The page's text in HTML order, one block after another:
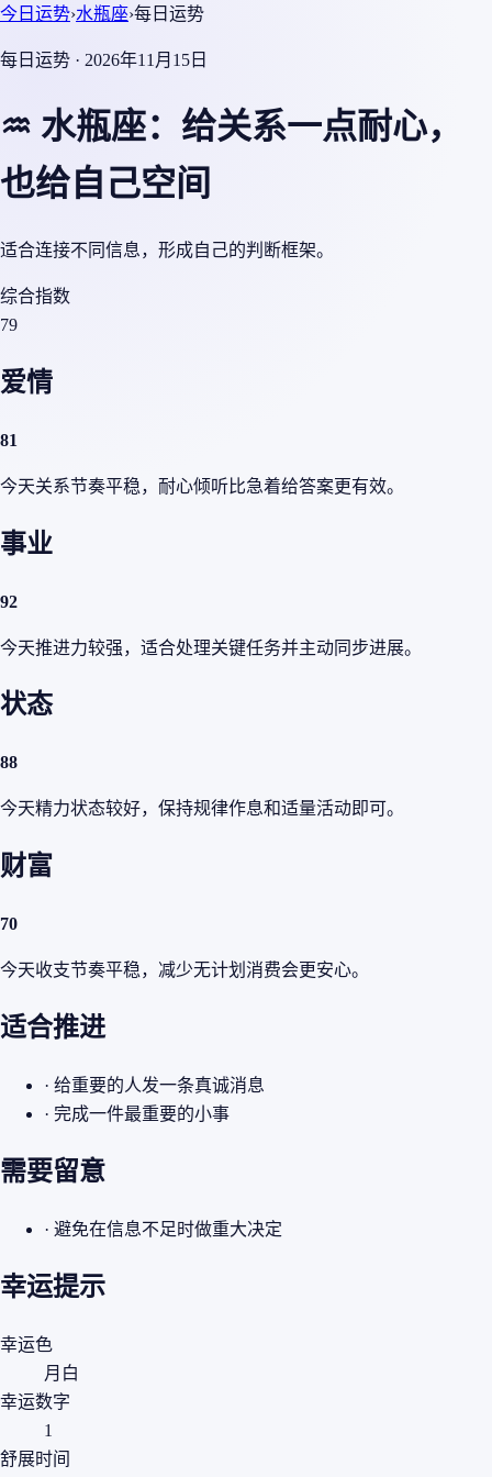
今日运势›水瓶座›每日运势
每日运势 · 2026年11月15日
♒ 水瓶座：给关系一点耐心，
也给自己空间
适合连接不同信息，形成自己的判断框架。
综合指数
79
爱情
81
今天关系节奏平稳，耐心倾听比急着给答案更有效。
事业
92
今天推进力较强，适合处理关键任务并主动同步进展。
状态
88
今天精力状态较好，保持规律作息和适量活动即可。
财富
70
今天收支节奏平稳，减少无计划消费会更安心。
适合推进
· 给重要的人发一条真诚消息
· 完成一件最重要的小事
需要留意
· 避免在信息不足时做重大决定
幸运提示
幸运色
月白
幸运数字
1
舒展时间